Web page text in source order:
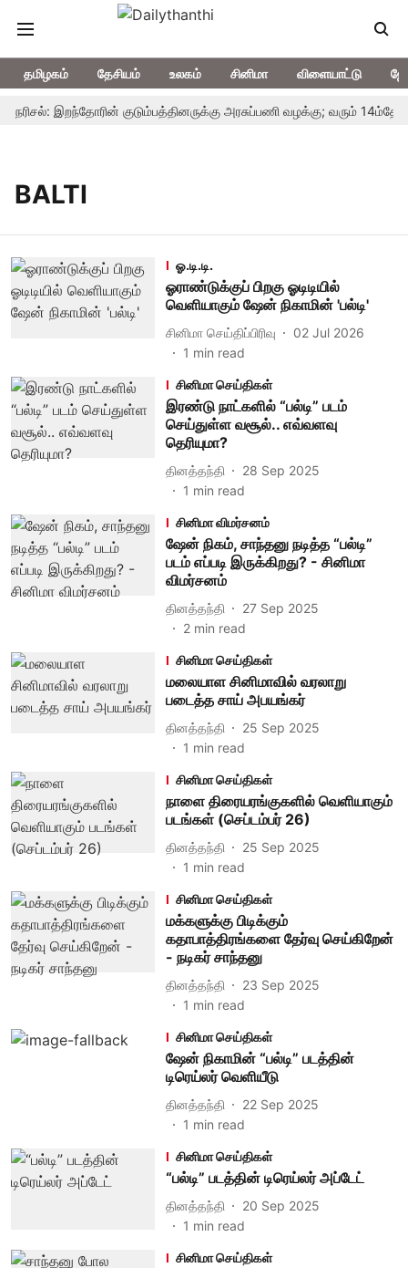
தமிழகம் தேசியம் உலகம் சினிமா விளையாட்டு
இறந்தோரின் குடும்பத்தினருக்கு அரசுப்பணி வழக்கு; வரும் 14ம்தேதி
BALTI
ஓ.டி.டி.
ஓராண்டுக்குப் பிறகு ஓடிடியில்
வெளியாகும் ஷேன் நிகாமின் 'பல்டி'
சினிமா செய்திப்பிரிவு
02 Jul 2026
1 min read
சினிமா செய்திகள்
இரண்டு நாட்களில் “பல்டி” படம்
செய்துள்ள வசூல்.. எவ்வளவு
தெரியுமா?
தினத்தந்தி
28 Sep 2025
1 min read
சினிமா விமர்சனம்
ஷேன் நிகம், சாந்தனு நடித்த “பல்டி”
படம் எப்படி இருக்கிறது? - சினிமா
விமர்சனம்
தினத்தந்தி
27 Sep 2025
2 min read
சினிமா செய்திகள்
மலையாள சினிமாவில் வரலாறு
படைத்த சாய் அபயங்கர்
தினத்தந்தி
25 Sep 2025
1 min read
சினிமா செய்திகள்
நாளை திரையரங்குகளில் வெளியாகும்
படங்கள் (செப்டம்பர் 26)
தினத்தந்தி
25 Sep 2025
1 min read
சினிமா செய்திகள்
மக்களுக்கு பிடிக்கும்
கதாபாத்திரங்களை தேர்வு செய்கிறேன்
- நடிகர் சாந்தனு
தினத்தந்தி
23 Sep 2025
1 min read
சினிமா செய்திகள்
ஷேன் நிகாமின் “பல்டி” படத்தின்
டிரெய்லர் வெளியீடு
தினத்தந்தி
22 Sep 2025
1 min read
சினிமா செய்திகள்
“பல்டி” படத்தின் டிரெய்லர் அப்டேட்
தினத்தந்தி
20 Sep 2025
1 min read
சினிமா செய்திகள்